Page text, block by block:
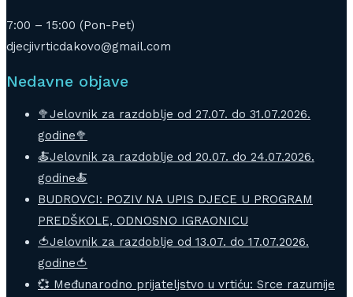
7:00 – 15:00 (Pon-Pet)
djecjivrticdakovo@gmail.com
Nedavne objave
🥦Jelovnik za razdoblje od 27.07. do 31.07.2026.
godine🥦
🍝Jelovnik za razdoblje od 20.07. do 24.07.2026.
godine🍝
BUDROVCI: POZIV NA UPIS DJECE U PROGRAM
PREDŠKOLE, ODNOSNO IGRAONICU
🍅Jelovnik za razdoblje od 13.07. do 17.07.2026.
godine🍅
💞 Međunarodno prijateljstvo u vrtiću: Srce razumije